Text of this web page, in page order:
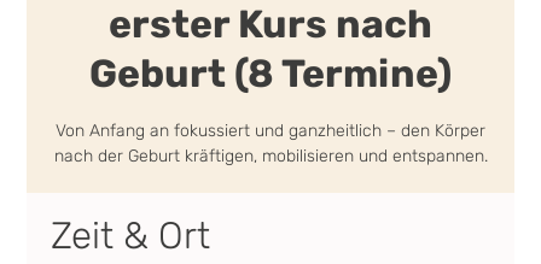
erster Kurs nach
Geburt (8 Termine)
Von Anfang an fokussiert und ganzheitlich – den Körper
nach der Geburt kräftigen, mobilisieren und entspannen.
Zeit & Ort